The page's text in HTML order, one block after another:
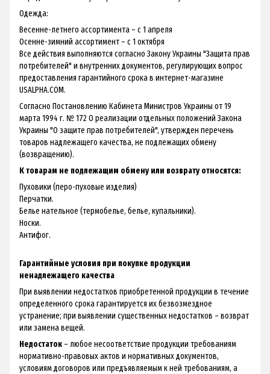
Одежда:
Весенне-летнего ассортимента – с 1 апреля
Осенне-зимний ассортимент – с 1 октября
Все действия выполняются согласно Закону Украины "Защита прав
потребителей" и внутренних документов, регулирующих вопрос
предоставления гарантийного срока в интернет-магазине
USALPHA.COM.
Согласно Постановлению Кабинета Министров Украины от 19
марта 1994 г. № 172 О реализации отдельных положений Закона
Украины "О защите прав потребителей", утвержден перечень
товаров надлежащего качества, не подлежащих обмену
(возвращению).
К товарам не подлежащим обмену или возврату относятся:
Пуховики (перо-пуховые изделия)
Перчатки.
Белье нательное (термобелье, белье, купальники).
Носки.
Антифог.
Гарантийные условия при покупке продукции
ненадлежащего качества
При выявлении недостатков приобретенной продукции в течение
определенного срока гарантируется их безвозмездное
устранение; при выявлении существенных недостатков – возврат
или замена вещей.
Недостаток – любое несоответствие продукции требованиям
нормативно-правовых актов и нормативных документов,
условиям договоров или предъявляемым к ней требованиям, а